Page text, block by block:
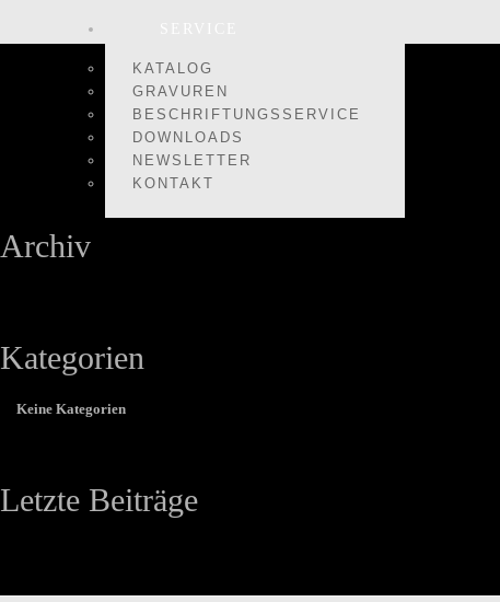
KATALOG
GRAVUREN
BESCHRIFTUNGSSERVICE
DOWNLOADS
NEWSLETTER
KONTAKT
Archiv
Kategorien
Keine Kategorien
Letzte Beiträge